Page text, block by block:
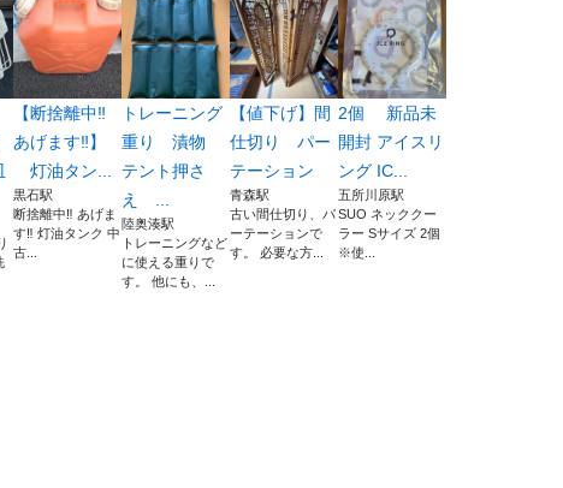
【断捨離中‼️
あげます‼️】
灯油タン...
黒石駅
断捨離中‼️ あげま
す‼️ 灯油タンク 中
古...
トレーニング
重り 漬物
テント押さ
え ...
陸奥湊駅
トレーニングなど
に使える重りで
す。 他にも、...
【値下げ】間
仕切り パー
テーション
青森駅
古い間仕切り、パ
ーテーションで
す。 必要な方...
2個 新品未
開封 アイスリ
ング IC...
五所川原駅
SUO ネッククー
ラー Sサイズ 2個
※使...